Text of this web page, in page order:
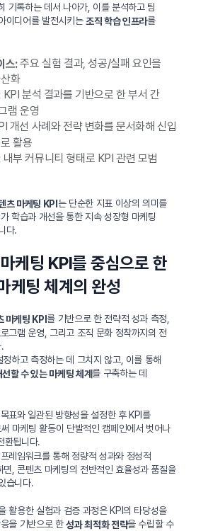
기록하는 데서 나아가, 이를 분석하고 팀
이디어를 발전시키는조직 학습 인프라를
스:주요 실험 결과, 성공/실패 요인을
화
KPI 분석 결과를 기반으로 한 부서 간
램 운영
개선 사례와 전략 변화를 문서화해 신입
활용
내부 커뮤니티 형태로 KPI 관련 모범
츠 마케팅 KPI는 단순한 지표 이상의 의미를
학습과 개선을 통한 지속 성장형 마케팅
다.
케팅 KPI를 중심으로 한
케팅 체계의 완성
마케팅 KPI 를 기반으로 한 전략적 성과 측정,
그램 운영, 그리고 조직 문화 정착까지의 전
하고 측정하는 데 그치지 않고, 이를 통해
할 수 있는 마케팅 체계 를 구축하는 데
표와 일관된 방향성을 설정한 후 KPI를
마케팅 활동이 단발적인 캠페인에서 벗어나
환됩니다.
레임워크를 통해 정량적 성과와 정성적
면, 콘텐츠 마케팅의 전반적인 효율성과 품질을
습니다.
활용한 실험과 검증 과정은 KPI의 타당성을
을 기반으로 한성과 최적화 전략을 수립할 수